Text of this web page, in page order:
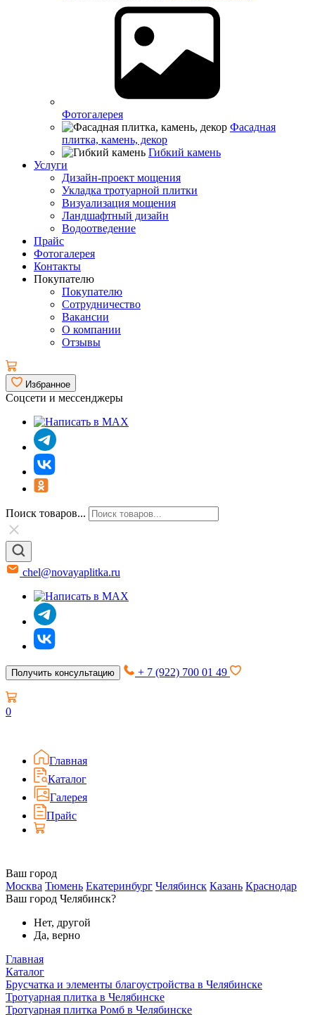
Фотогалерея
Фасадная
плитка, камень, декор
Гибкий камень
Услуги
Дизайн-проект мощения
Укладка тротуарной плитки
Визуализация мощения
Ландшафтный дизайн
Водоотведение
Прайс
Фотогалерея
Контакты
Покупателю
Покупателю
Сотрудничество
Вакансии
О компании
Отзывы
Избранное
Соцсети и мессенджеры
Поиск товаров...
chel@novayaplitka.ru
Получить консультацию + 7 (922) 700 01 49
0
Главная
Каталог
Галерея
Прайс
Ваш город
Москва Тюмень Екатеринбург Челябинск Казань Краснодар
Ваш город Челябинск?
Нет, другой
Да, верно
Главная
Каталог
Брусчатка и элементы благоустройства в Челябинске
Тротуарная плитка в Челябинске
Тротуарная плитка Ромб в Челябинске